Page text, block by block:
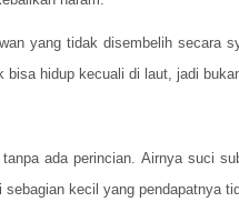
yang tidak disembelih secara
bisa hidup kecuali di laut, jadi
ada perincian. Airnya suci
kecil yang pendapatnya